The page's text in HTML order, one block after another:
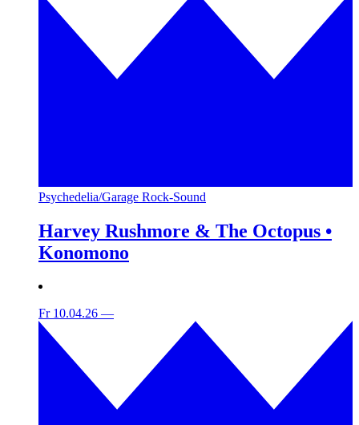
Psychedelia/Garage Rock-Sound
Harvey Rushmore & The Octopus •
Konomono
Fr 10.04.26 —